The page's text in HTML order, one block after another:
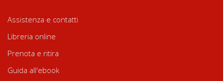
Assistenza e contatti
Libreria online
Prenota e ritira
Guida all'ebook